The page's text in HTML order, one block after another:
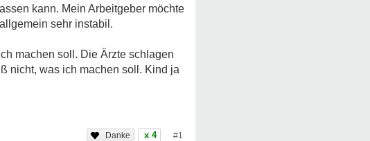
kann. Mein Arbeitgeber möchte
sehr instabil.
machen soll. Die Ärzte schlagen
nicht, was ich machen soll. Kind ja
x 4 #1